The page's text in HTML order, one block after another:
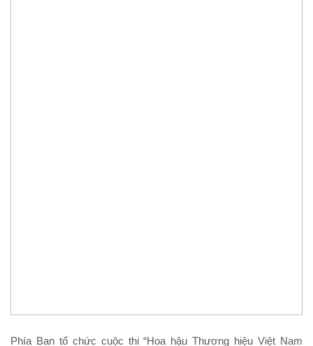
Phía Ban tổ chức cuộc thi “Hoa hậu Thương hiệu Việt Nam